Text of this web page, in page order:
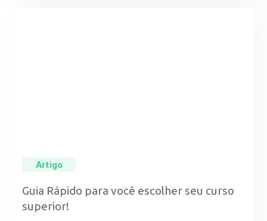
Artigo
Guia Rápido para você escolher seu curso
superior!